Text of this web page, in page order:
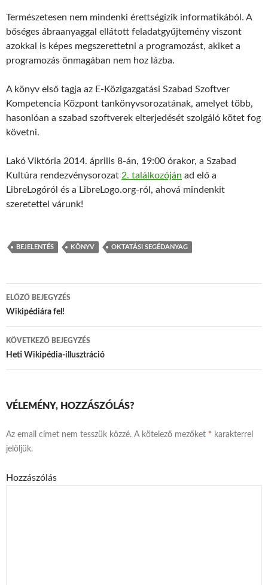
Természetesen nem mindenki érettségizik informatikából. A
bőséges ábraanyaggal ellátott feladatgyűjtemény viszont
azokkal is képes megszerettetni a programozást, akiket a
programozás önmagában nem hoz lázba.
A könyv első tagja az E-Közigazgatási Szabad Szoftver
Kompetencia Központ tankönyvsorozatának, amelyet több,
hasonlóan a szabad szoftverek elterjedését szolgáló kötet fog
követni.
Lakó Viktória 2014. április 8-án, 19:00 órakor, a Szabad
Kultúra rendezvénysorozat 2. találkozóján ad elő a
LibreLogóról és a LibreLogo.org-ról, ahová mindenkit
szeretettel várunk!
BEJELENTÉS KÖNYV OKTATÁSI SEGÉDANYAG
Bejegyzés
navigáció
ELŐZŐ BEJEGYZÉS
Wikipédiára fel!
KÖVETKEZŐ BEJEGYZÉS
Heti Wikipédia-illusztráció
VÉLEMÉNY, HOZZÁSZÓLÁS?
Az email címet nem tesszük közzé. A kötelező mezőket * karakterrel
jelöljük.
Hozzászólás